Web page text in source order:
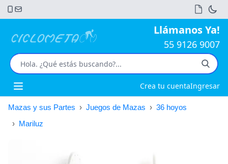
Llámanos Ya!
55 9126 9007
Open main menu Crea tu cuentaIngresar
Mazas y sus Partes › Juegos de Mazas › 36 hoyos
› Mariluz